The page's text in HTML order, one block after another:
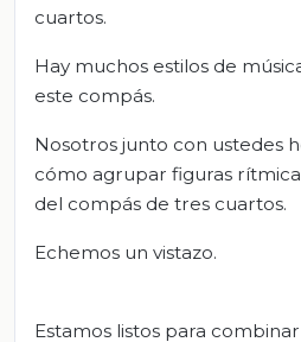
cuartos.
Hay muchos estilos de
este compás.
Nosotros junto con ustedes
cómo agrupar figuras
del compás de tres cuartos.
Echemos un vistazo.
Estamos listos para